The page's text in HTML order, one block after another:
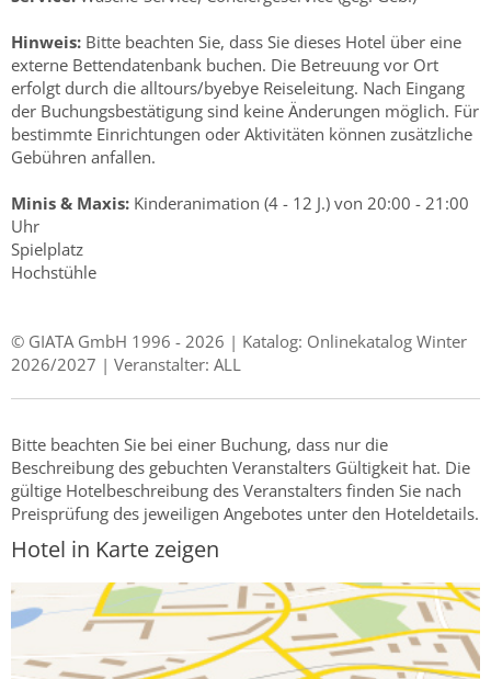
Hinweis: Bitte beachten Sie, dass Sie dieses Hotel über eine
externe Bettendatenbank buchen. Die Betreuung vor Ort
erfolgt durch die alltours/byebye Reiseleitung. Nach Eingang
der Buchungsbestätigung sind keine Änderungen möglich. Für
bestimmte Einrichtungen oder Aktivitäten können zusätzliche
Gebühren anfallen.
Minis & Maxis: Kinderanimation (4 - 12 J.) von 20:00 - 21:00
Uhr
Spielplatz
Hochstühle
© GIATA GmbH 1996 - 2026 | Katalog: Onlinekatalog Winter
2026/2027 | Veranstalter: ALL
Bitte beachten Sie bei einer Buchung, dass nur die
Beschreibung des gebuchten Veranstalters Gültigkeit hat. Die
gültige Hotelbeschreibung des Veranstalters finden Sie nach
Preisprüfung des jeweiligen Angebotes unter den Hoteldetails.
Hotel in Karte zeigen